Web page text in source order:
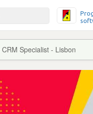
CRM Specialist - Lisbon